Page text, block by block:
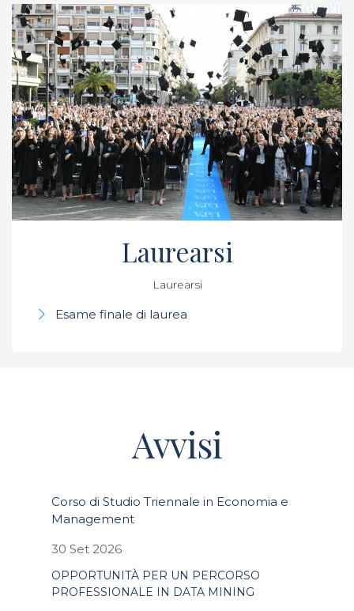
Laurearsi
Laurearsi
Esame finale di laurea
Avvisi
Corso di Studio Triennale in Economia e
Management
30 Set 2026
OPPORTUNITÀ PER UN PERCORSO
PROFESSIONALE IN DATA MINING